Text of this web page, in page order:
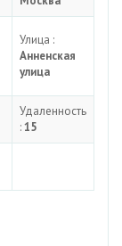
Улица :
Анненская
улица
Удаленность
:15